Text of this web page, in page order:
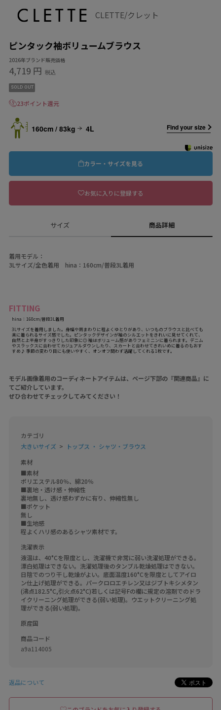
CLETTE/クレット
ピンタック袖ボリュームブラウス
2026年ブランド販売価格
4,719 円 税込
SOLD OUT
23ポイント還元
160cm / 83kg 4L Find your size
カラー・サイズを見る
お気に入りに登録する
サイズ 商品詳細
着用モデル：
3Lサイズ/全色着用 hina：160cm/普段3L着用
FITTING
hina：160cm/普段3L着用
3Lサイズを着用しました。身幅や肩まわりに程よくゆとりがあり、いつものブラウスと比べても
楽に着られるサイズ感でした。ピンタックデザインが袖のシルエットをきれいに見せてくれて、
自然と上半身がすっきりした印象に◎ 袖はボリューム感がありフェミニンに着られます。デニム
やスラックスに合わせてカジュアルダウンしたり、スカートと合わせてきれいめに着るのもおす
すめ♪ 季節の変わり目にも使いやすく、オンオフ問わず活躍してくれる1枚です。
モデル画像着用のコーディネートアイテムは、ページ下部の『関連商品』に
てご紹介しています。
ぜひ合わせてチェックしてみてください！
カテゴリ
大きいサイズ
トップス ・ シャツ・ブラウス
素材
■素材
ポリエステル80％、綿20％
■裏地・透け感・伸縮性
裏地無し、透け感わずかに有り、伸縮性無し
■ポケット
無し
■生地感
洗濯表示
液温は、40°Cを限度とし、洗濯機で非常に弱い洗濯処理ができる。
漂白処理はできない。洗濯処理後のタンブル乾燥処理はできない。
日陰でのつり干し乾燥がよい。底面温度160°Cを限度としてアイロ
ン仕上げ処理ができる。パークロロエチレン又はジブトキシメタン
(沸点182.5°C,引火点62°C)若しくは記号Fの欄に規定の溶剤でのドラ
イクリーニング処理ができる(弱い処理)。ウエットクリーニング処
理ができる(弱い処理)。
原産国
商品コード
a9a114005
返品について